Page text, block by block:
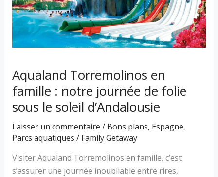
Aqualand Torremolinos en
famille : notre journée de folie
sous le soleil d’Andalousie
Laisser un commentaire / Bons plans, Espagne,
Parcs aquatiques / Family Getaway
Visiter Aqualand Torremolinos en famille, c’est
s’assurer une journée inoubliable entre rires,
notre
journée
de
folie
le
soleil
d’Andalousie